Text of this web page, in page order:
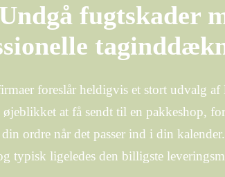
fugtskader
foreslår heldigvis et stort udvalg
øjeblikket at få sendt til en pakkeshop,
ordre når det passer ind i din
typisk ligeledes den billigste